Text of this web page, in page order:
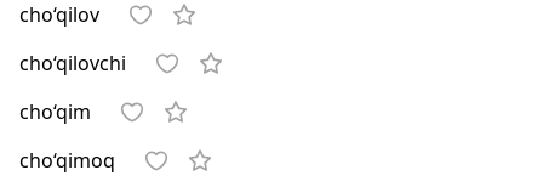
cho‘qilov
cho‘qilovchi
cho‘qim
cho‘qimoq